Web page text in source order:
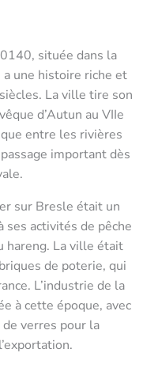
située dans la
une histoire riche et
La ville tire son
d’Autun au VIIe
entre les rivières
important dès
sur Bresle était un
ses activités de pêche
hareng. La ville était
de poterie, qui
L’industrie de la
à cette époque, avec
verres pour la